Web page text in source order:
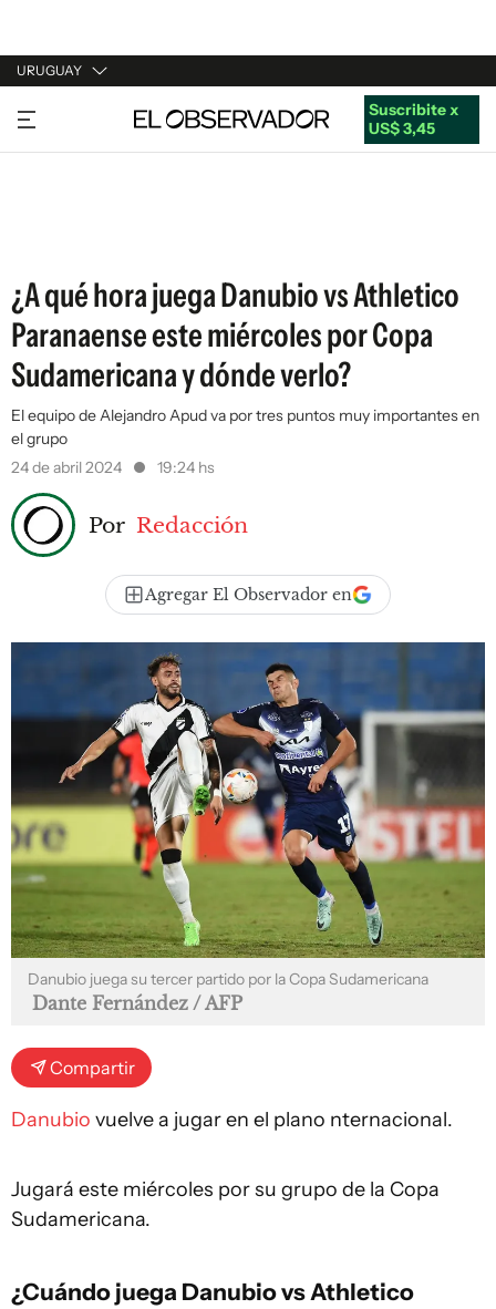
URUGUAY
URUGUAY
ARGENTINA
Suscribite x
US$ 3,45
¿A qué hora juega Danubio vs Athletico
Paranaense este miércoles por Copa
Sudamericana y dónde verlo?
El equipo de Alejandro Apud va por tres puntos muy importantes en
el grupo
24 de abril 2024
19:24 hs
Por Redacción
Agregar El Observador en
Danubio juega su tercer partido por la Copa Sudamericana
Dante Fernández / AFP
Compartir
Danubio vuelve a jugar en el plano nternacional.
Jugará este miércoles por su grupo de la Copa
Sudamericana.
¿Cuándo juega Danubio vs Athletico